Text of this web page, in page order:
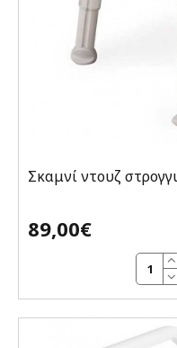
Σκαμνί ντουζ
89,00€